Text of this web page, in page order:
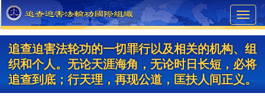
Skip
to
main
content
追查迫害法轮功的一切罪行以及相关的机构、组
织和个人。无论天涯海角，无论时日长短，必将
追查到底；行天理，再现公道，匡扶人间正义。